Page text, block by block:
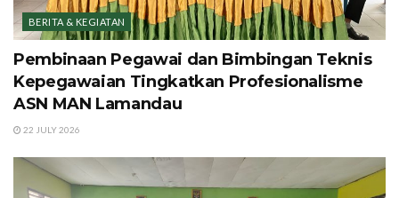
BERITA & KEGIATAN
Pembinaan Pegawai dan Bimbingan Teknis
Kepegawaian Tingkatkan Profesionalisme
ASN MAN Lamandau
22 JULY 2026